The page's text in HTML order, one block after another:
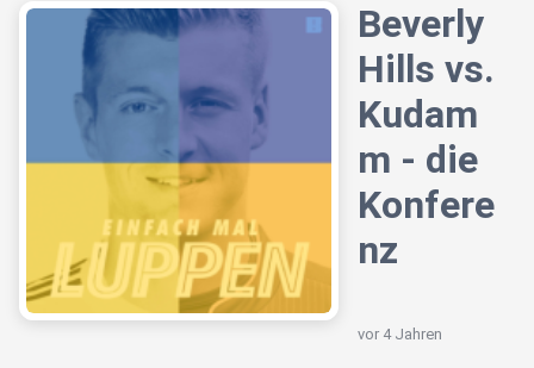
Beverly
Hills vs.
Kudam
m - die
Konfere
nz
vor 4 Jahren